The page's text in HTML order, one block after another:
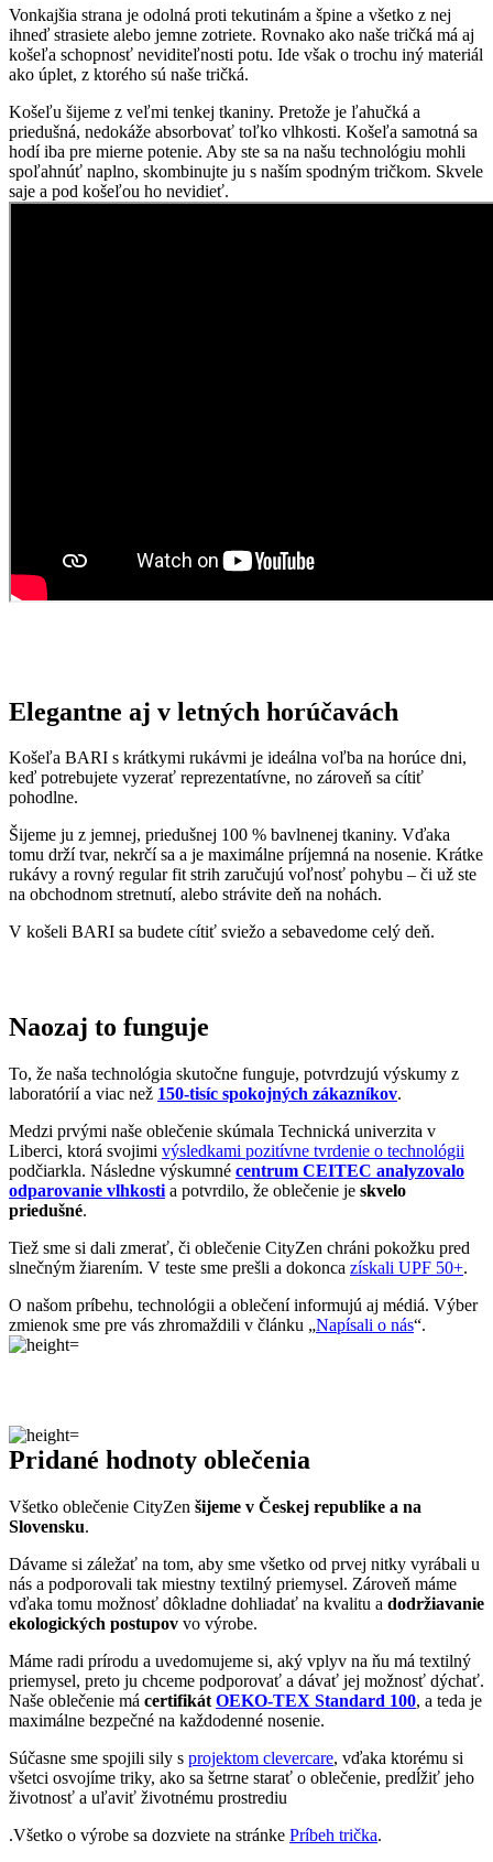
Vonkajšia strana je odolná proti tekutinám a špine a všetko z nej
ihneď strasiete alebo jemne zotriete. Rovnako ako naše tričká má aj
košeľa schopnosť neviditeľnosti potu. Ide však o trochu iný materiál
ako úplet, z ktorého sú naše tričká.
Košeľu šijeme z veľmi tenkej tkaniny. Pretože je ľahučká a
priedušná, nedokáže absorbovať toľko vlhkosti. Košeľa samotná sa
hodí iba pre mierne potenie. Aby ste sa na našu technológiu mohli
spoľahnúť naplno, skombinujte ju s naším spodným tričkom. Skvele
saje a pod košeľou ho nevidieť.
Elegantne aj v letných horúčavách
Košeľa BARI s krátkymi rukávmi je ideálna voľba na horúce dni,
keď potrebujete vyzerať reprezentatívne, no zároveň sa cítiť
pohodlne.
Šijeme ju z jemnej, priedušnej 100 % bavlnenej tkaniny. Vďaka
tomu drží tvar, nekrčí sa a je maximálne príjemná na nosenie. Krátke
rukávy a rovný regular fit strih zaručujú voľnosť pohybu – či už ste
na obchodnom stretnutí, alebo strávite deň na nohách.
V košeli BARI sa budete cítiť sviežo a sebavedome celý deň.
Naozaj to funguje
To, že naša technológia skutočne funguje, potvrdzujú výskumy z
laboratórií a viac než 150-tisíc spokojných zákazníkov.
Medzi prvými naše oblečenie skúmala Technická univerzita v
Liberci, ktorá svojimi výsledkami pozitívne tvrdenie o technológii
podčiarkla. Následne výskumné centrum CEITEC analyzovalo
odparovanie vlhkosti a potvrdilo, že oblečenie je skvelo
priedušné.
Tiež sme si dali zmerať, či oblečenie CityZen chráni pokožku pred
slnečným žiarením. V teste sme prešli a dokonca získali UPF 50+.
O našom príbehu, technológii a oblečení informujú aj médiá. Výber
zmienok sme pre vás zhromaždili v článku „Napísali o nás“.
Pridané hodnoty oblečenia
Všetko oblečenie CityZen šijeme v Českej republike a na
Slovensku.
Dávame si záležať na tom, aby sme všetko od prvej nitky vyrábali u
nás a podporovali tak miestny textilný priemysel. Zároveň máme
vďaka tomu možnosť dôkladne dohliadať na kvalitu a dodržiavanie
ekologických postupov vo výrobe.
Máme radi prírodu a uvedomujeme si, aký vplyv na ňu má textilný
priemysel, preto ju chceme podporovať a dávať jej možnosť dýchať.
Naše oblečenie má certifikát OEKO-TEX Standard 100, a teda je
maximálne bezpečné na každodenné nosenie.
Súčasne sme spojili sily s projektom clevercare, vďaka ktorému si
všetci osvojíme triky, ako sa šetrne starať o oblečenie, predĺžiť jeho
životnosť a uľaviť životnému prostrediu
.Všetko o výrobe sa dozviete na stránke Príbeh trička.